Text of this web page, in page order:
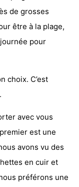
de grosses
être à la plage,
pour
choix. C’est
avec vous
est une
avons vu des
en cuir et
préférons une